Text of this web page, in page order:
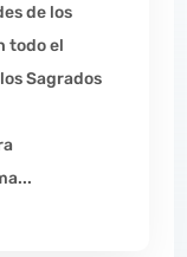
de los
todo el
Sagrados